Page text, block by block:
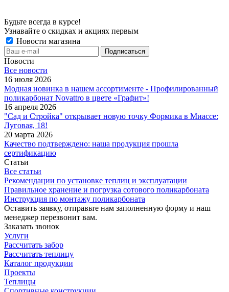
Будьте всегда в курсе!
Узнавайте о скидках и акциях первым
Новости магазина
Новости
Все новости
16 июля 2026
Модная новинка в нашем ассортименте - Профилированный
поликарбонат Novattro в цвете «Графит»!
16 апреля 2026
"Сад и Стройка" открывает новую точку Формика в Миассе:
Луговая, 18!
20 марта 2026
Качество подтверждено: наша продукция прошла
сертификацию
Статьи
Все статьи
Рекомендации по установке теплиц и эксплуатации
Правильное хранение и погрузка сотового поликарбоната
Инструкция по монтажу поликарбоната
Оставить заявку, отправьте нам заполненную форму и наш
менеджер перезвонит вам.
Заказать звонок
Услуги
Рассчитать забор
Рассчитать теплицу
Каталог продукции
Проекты
Теплицы